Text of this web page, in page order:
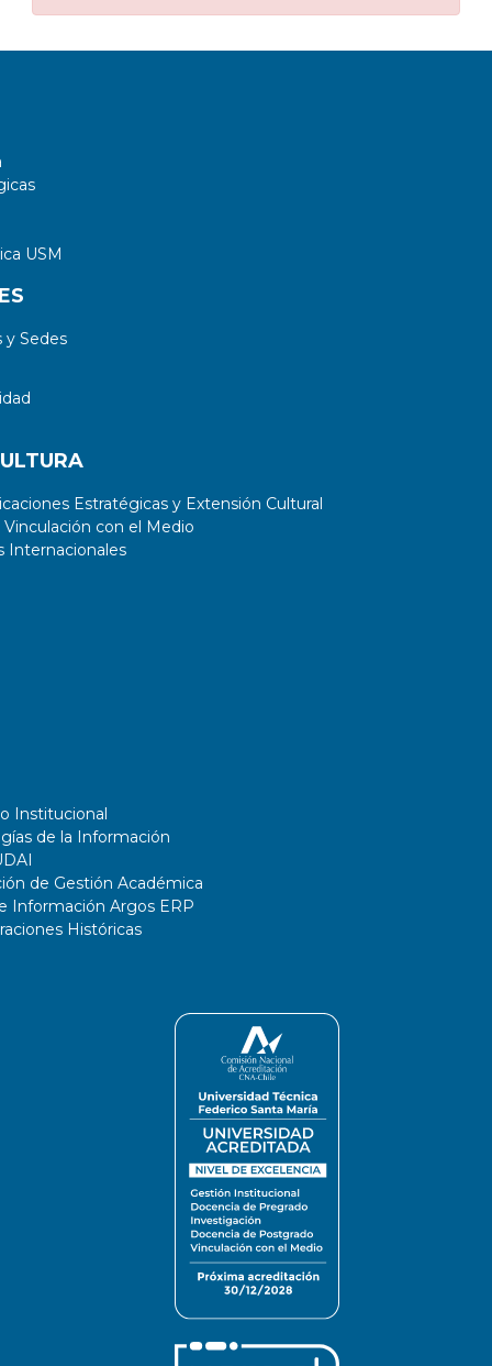
USM
Sedes
Estratégicas y Extensión Cultural
con el Medio
Internacionales
Institucional
de la Información
de Gestión Académica
Información Argos ERP
Históricas